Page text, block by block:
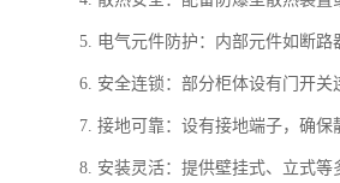
5. 电气元件防护：内部元件如断路
6. 安全连锁：部分柜体设有门开关
7. 接地可靠：设有接地端子，确保
8. 安装灵活：提供壁挂式、立式等